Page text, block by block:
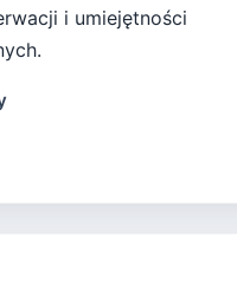
i umiejętności